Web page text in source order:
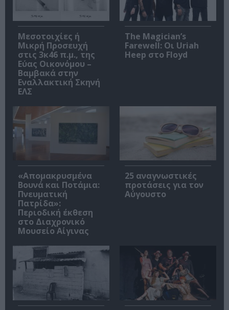
Μεσοτοιχίες ή
Μικρή Προσευχή
στις 3κ46 π.μ., της
Εύας Οικονόμου –
Βαμβακά στην
Εναλλακτική Σκηνή
ΕΛΣ
The Magician’s
Farewell: Οι Uriah
Heep στο Floyd
«Απομακρυσμένα
Βουνά και Ποτάμια:
Πνευματική
Πατρίδα»:
Περιοδική έκθεση
στο Διαχρονικό
Μουσείο Αίγινας
25 αναγνωστικές
προτάσεις για τον
Αύγουστο